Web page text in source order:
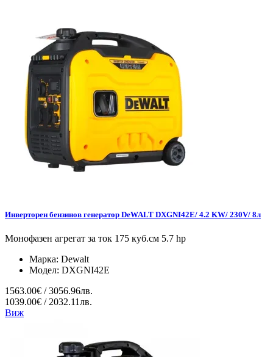
Инверторен бензинов генератор DeWALT DXGNI42E/ 4.2 KW/ 230V/ 8л
Монофазен агрегат за ток 175 куб.см 5.7 hp
Марка: Dewalt
Модел: DXGNI42E
1563.00€ / 3056.96лв.
1039.00€ / 2032.11лв.
Виж